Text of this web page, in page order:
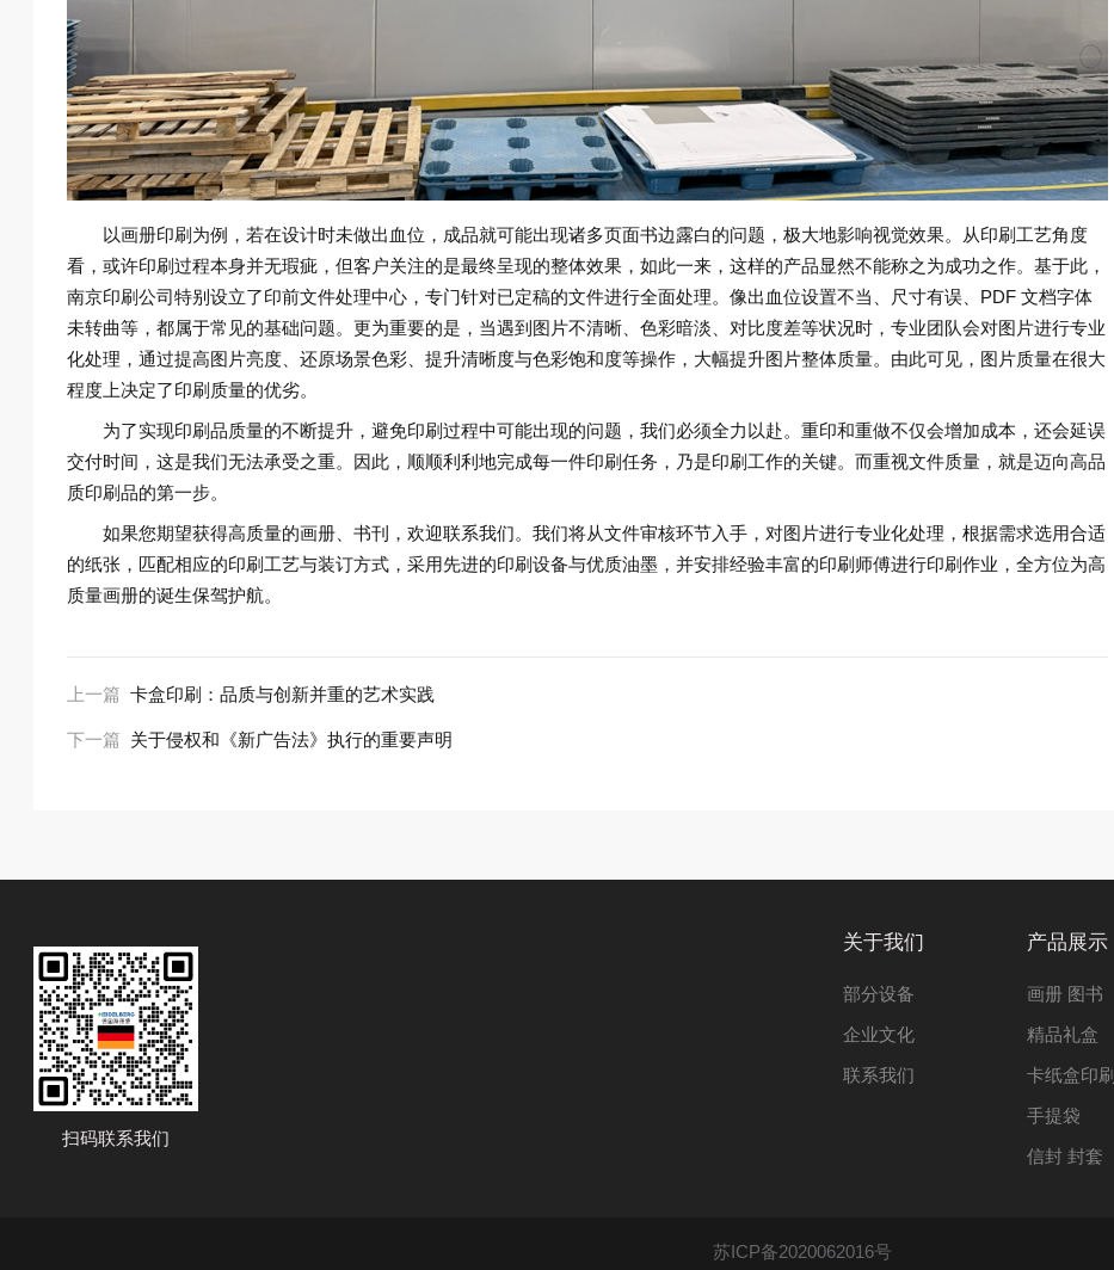
以画册印刷为例，若在设计时未做出血位，成品就可能出现诸多页面书边露白的问题，极大地影响视觉效果。从印刷工艺角度
看，或许印刷过程本身并无瑕疵，但客户关注的是最终呈现的整体效果，如此一来，这样的产品显然不能称之为成功之作。基于此，
南京印刷公司特别设立了印前文件处理中心，专门针对已定稿的文件进行全面处理。像出血位设置不当、尺寸有误、PDF 文档字体
未转曲等，都属于常见的基础问题。更为重要的是，当遇到图片不清晰、色彩暗淡、对比度差等状况时，专业团队会对图片进行专业
化处理，通过提高图片亮度、还原场景色彩、提升清晰度与色彩饱和度等操作，大幅提升图片整体质量。由此可见，图片质量在很大
程度上决定了印刷质量的优劣。
为了实现印刷品质量的不断提升，避免印刷过程中可能出现的问题，我们必须全力以赴。重印和重做不仅会增加成本，还会延误
交付时间，这是我们无法承受之重。因此，顺顺利利地完成每一件印刷任务，乃是印刷工作的关键。而重视文件质量，就是迈向高品
质印刷品的第一步。
如果您期望获得高质量的画册、书刊，欢迎联系我们。我们将从文件审核环节入手，对图片进行专业化处理，根据需求选用合适
的纸张，匹配相应的印刷工艺与装订方式，采用先进的印刷设备与优质油墨，并安排经验丰富的印刷师傅进行印刷作业，全方位为高
质量画册的诞生保驾护航。
上一篇 卡盒印刷：品质与创新并重的艺术实践
下一篇 关于侵权和《新广告法》执行的重要声明
关于我们
部分设备
企业文化
联系我们
产品展示
画册 图书
精品礼盒
卡纸盒印刷
手提袋
信封 封套
扫码联系我们
苏ICP备2020062016号